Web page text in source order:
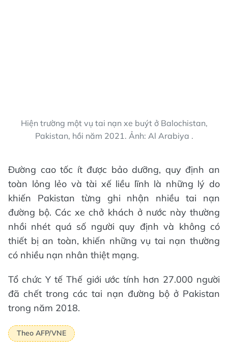
Hiện trường một vụ tai nạn xe buýt ở Balochistan,
Pakistan, hồi năm 2021. Ảnh: Al Arabiya .
Đường cao tốc ít được bảo dưỡng, quy định an
toàn lỏng lẻo và tài xế liều lĩnh là những lý do
khiến Pakistan từng ghi nhận nhiều tai nạn
đường bộ. Các xe chở khách ở nước này thường
nhồi nhét quá số người quy định và không có
thiết bị an toàn, khiến những vụ tai nạn thường
có nhiều nạn nhân thiệt mạng.
Tổ chức Y tế Thế giới ước tính hơn 27.000 người
đã chết trong các tai nạn đường bộ ở Pakistan
trong năm 2018.
Theo AFP/VNE